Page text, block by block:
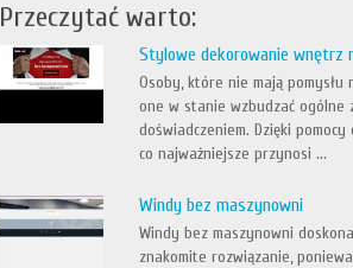
Przeczytać warto:
Stylowe dekorowanie wnętrz
Osoby, które nie mają
one w stanie wzbudzać
doświadczeniem. Dzięki
co najważniejsze przynosi ...
Windy bez maszynowni
Windy bez maszynowni
znakomite rozwiązanie,